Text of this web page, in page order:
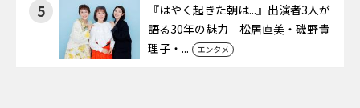
5
『はやく起きた朝は...』出演者3人が
語る30年の魅力 松居直美・磯野貴
理子・...
エンタメ